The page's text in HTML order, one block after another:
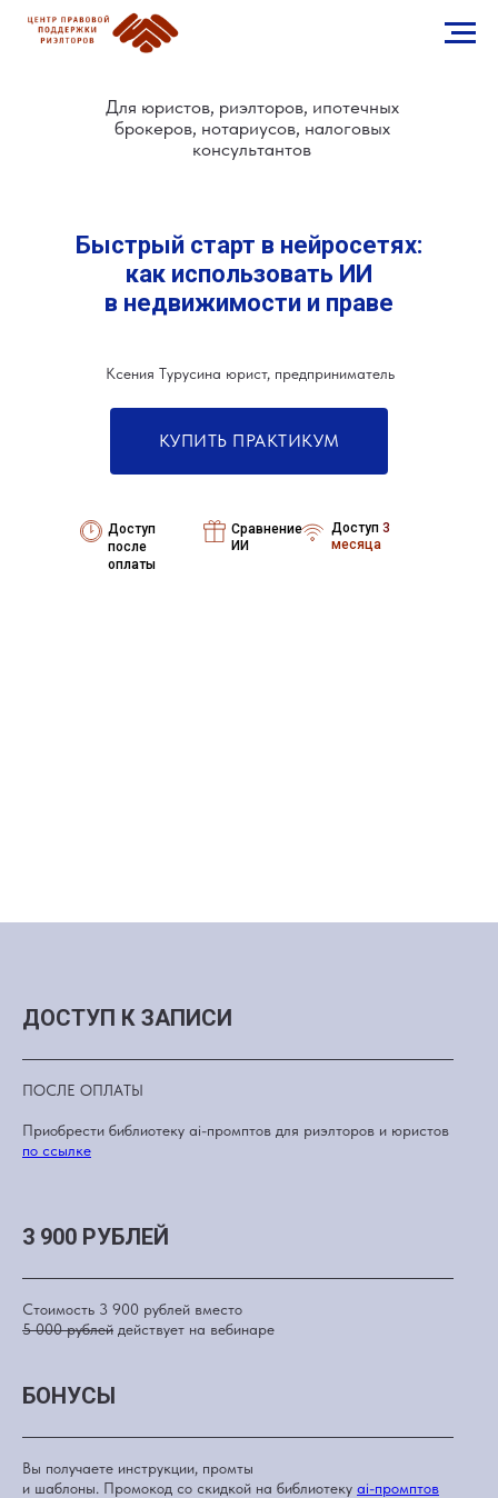
Быстрый старт в нейросетях:
как использовать ИИ
в недвижимости и праве
КУПИТЬ ПРАКТИКУМ
Ксения Турусина юрист, предприниматель
Для юристов, риэлторов, ипотечных
брокеров, нотариусов, налоговых
консультантов
Доступ
после
оплаты
Сравнение
ИИ
Доступ 3
месяца
ДОСТУП К ЗАПИСИ
ПОСЛЕ ОПЛАТЫ
Приобрести библиотеку ai-промптов для риэлторов и юристов
по ссылке
3 900 РУБЛЕЙ
Стоимость 3 900 рублей вместо
5 000 рублей действует на вебинаре
БОНУСЫ
Вы получаете инструкции, промты
и шаблоны. Промокод со скидкой на библиотеку ai-промптов